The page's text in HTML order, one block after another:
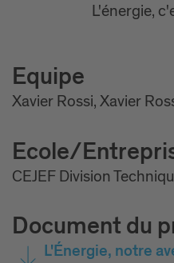
L'énergie
L'énergie,
Equipe
Xavier Rossi, Xavier
Ecole/
CEJEF Division
Document du
L'Énergie, notre